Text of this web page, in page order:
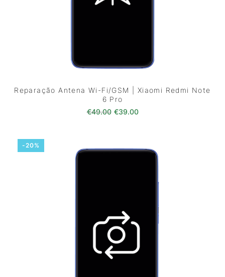
Reparação Antena Wi-Fi/GSM | Xiaomi Redmi Note
6 Pro
€49.00 O preço original era: €49.00.
€39.00O preço atual é:
-20%